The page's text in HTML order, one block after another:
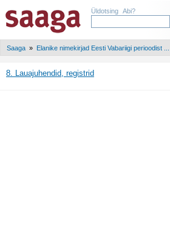
Üldotsing Abi?
Saaga » Elanike nimekirjad Eesti Vabariigi perioodist ...
8. Lauajuhendid, registrid